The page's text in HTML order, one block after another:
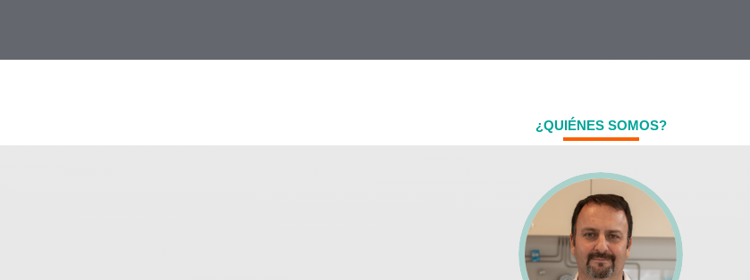
¿QUIÉNES SOMOS?